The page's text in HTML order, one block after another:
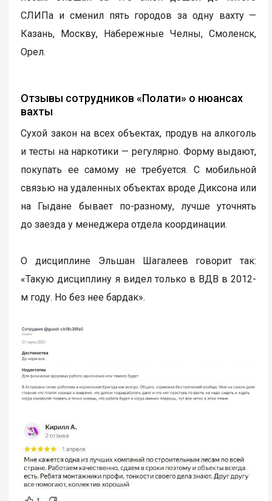
СЛИПа и сменил пять городов за одну вахту —
Казань, Москву, Набережные Челны, Смоленск,
Орел.
Отзывы сотрудников «Полати» о нюансах
вахты
Сухой закон на всех объектах, продув на алкоголь
и тесты на наркотики — регулярно. Форму выдают,
покупать ее самому не требуется. С мобильной
связью на удаленных объектах вроде Диксона или
на Гыдане бывает по-разному, лучше уточнять
до заезда у менеджера отдела координации.
О дисциплине Эльшан Шагалеев говорит так:
«Такую дисциплину я видел только в ВДВ в 2012-
м году. Но без нее бардак».